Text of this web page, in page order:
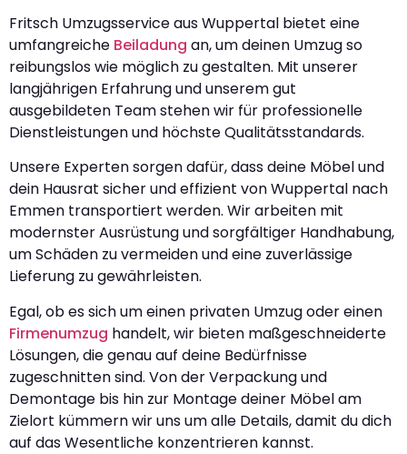
Fritsch Umzugsservice aus Wuppertal bietet eine
umfangreiche Beiladung an, um deinen Umzug so
reibungslos wie möglich zu gestalten. Mit unserer
langjährigen Erfahrung und unserem gut
ausgebildeten Team stehen wir für professionelle
Dienstleistungen und höchste Qualitätsstandards.
Unsere Experten sorgen dafür, dass deine Möbel und
dein Hausrat sicher und effizient von Wuppertal nach
Emmen transportiert werden. Wir arbeiten mit
modernster Ausrüstung und sorgfältiger Handhabung,
um Schäden zu vermeiden und eine zuverlässige
Lieferung zu gewährleisten.
Egal, ob es sich um einen privaten Umzug oder einen
Firmenumzug handelt, wir bieten maßgeschneiderte
Lösungen, die genau auf deine Bedürfnisse
zugeschnitten sind. Von der Verpackung und
Demontage bis hin zur Montage deiner Möbel am
Zielort kümmern wir uns um alle Details, damit du dich
auf das Wesentliche konzentrieren kannst.